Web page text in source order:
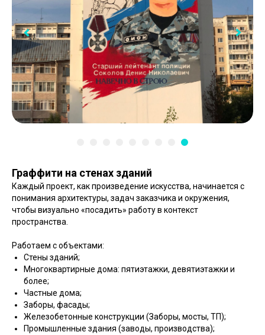
Граффити на стенах зданий
Каждый проект, как произведение искусства, начинается с
понимания архитектуры, задач заказчика и окружения,
чтобы визуально «посадить» работу в контекст
пространства.
Работаем с объектами:
Стены зданий;
Многоквартирные дома: пятиэтажки, девятиэтажки и
более;
Частные дома;
Заборы, фасады;
Железобетонные конструкции (Заборы, мосты, ТП);
Промышленные здания (заводы, производства);